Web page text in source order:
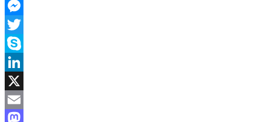
Copy
Link
Messenger
Twitter
Skype
LinkedIn
X
Email